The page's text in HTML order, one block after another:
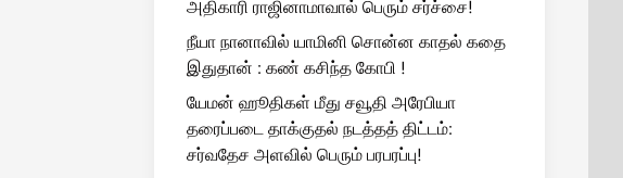
அதிகாரி ராஜினாமாவால் பெரும் சர்ச்சை!
நீயா நானாவில் யாமினி சொன்ன காதல் கதை
இதுதான் : கண் கசிந்த கோபி !
யேமன் ஹூதிகள் மீது சவூதி அரேபியா
தரைப்படை தாக்குதல் நடத்தத் திட்டம்:
சர்வதேச அளவில் பெரும் பரபரப்பு!